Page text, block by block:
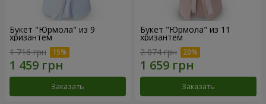
Букет "Юрмола" из 9
хризантем
1 716 грн
Заказать
Букет "Юрмола" из 11
хризантем
2 074 грн
Заказать